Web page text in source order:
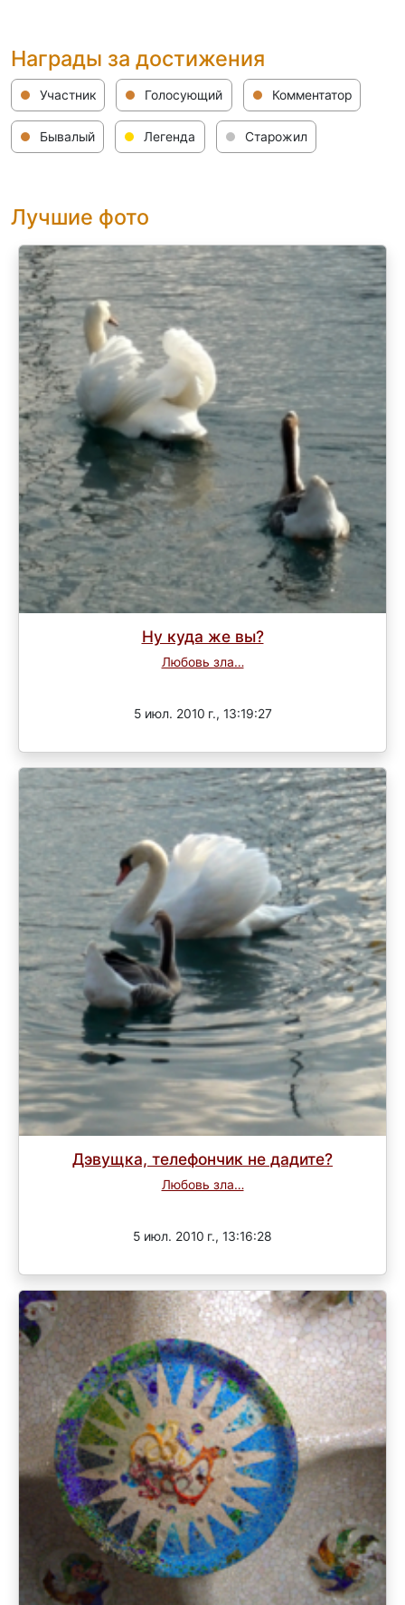
Награды за достижения
Участник Голосующий Комментатор
Бывалый Легенда Старожил
Лучшие фото
Ну куда же вы?
Любовь зла…
5 июл. 2010 г., 13:19:27
Дэвущка, телефончик не дадите?
Любовь зла…
5 июл. 2010 г., 13:16:28